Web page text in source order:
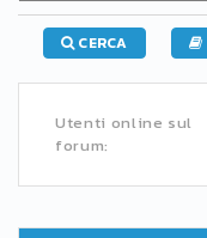
CERCA
Utenti online sul
forum: